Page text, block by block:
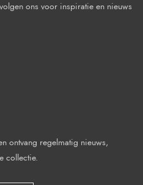
ons voor inspiratie en nieuws
ontvang regelmatig nieuws,
collectie.